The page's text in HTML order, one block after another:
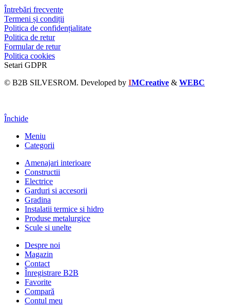
Întrebări frecvente
Termeni și condiții
Politica de confidențialitate
Politica de retur
Formular de retur
Politica cookies
Setari GDPR
© B2B SILVESROM. Developed by IMCreative & WEBC
Închide
Meniu
Categorii
Amenajari interioare
Constructii
Electrice
Garduri si accesorii
Gradina
Instalatii termice si hidro
Produse metalurgice
Scule si unelte
Despre noi
Magazin
Contact
Înregistrare B2B
Favorite
Compară
Contul meu